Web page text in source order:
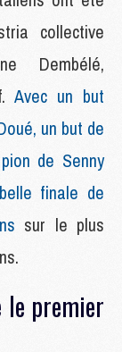
collective
Dembélé,
Avec un but
un but de
de Senny
finale de
sur le plus
le premier